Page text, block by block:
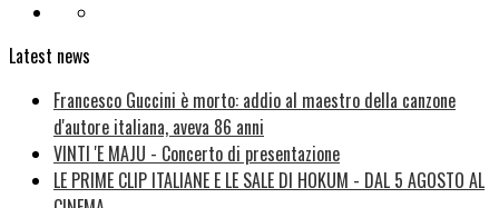
Latest news
Francesco Guccini è morto: addio al maestro della canzone
d'autore italiana, aveva 86 anni
VINTI 'E MAJU - Concerto di presentazione
LE PRIME CLIP ITALIANE E LE SALE DI HOKUM - DAL 5 AGOSTO AL